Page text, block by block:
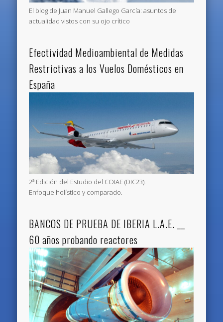
El blog de Juan Manuel Gallego García: asuntos de
actualidad vistos con su ojo crítico
Efectividad Medioambiental de Medidas
Restrictivas a los Vuelos Domésticos en
España
2ª Edición del Estudio del COIAE (DIC23).
Enfoque holístico y comparado.
BANCOS DE PRUEBA DE IBERIA L.A.E. __
60 años probando reactores